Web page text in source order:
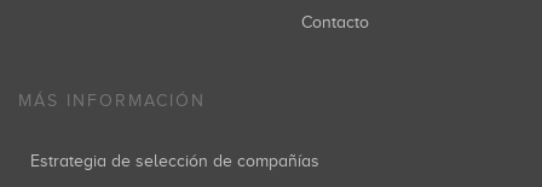
Contacto
MÁS INFORMACIÓN
Estrategia de selección de compañías